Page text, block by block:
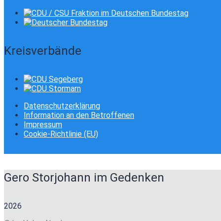
Kreisverbände
Datenschutzerklärung
Information an den Betroffenen
Impressum
Cookie-Richtlinie (EU)
Gero Storjohann im Gedenken
2026